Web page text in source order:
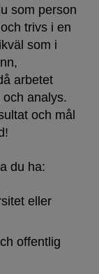
som person
trivs i en
som i
arbetet
analys.
och mål
du ha:
eller
offentlig